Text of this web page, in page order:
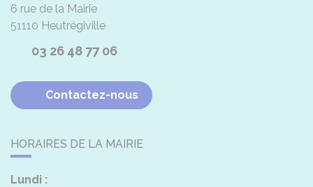
6 rue de la Mairie
51110 Heutrégiville
03 26 48 77 06
Contactez-nous
HORAIRES DE LA MAIRIE
Lundi :